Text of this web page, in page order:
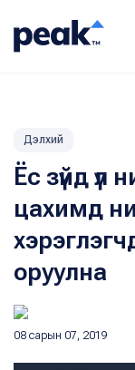
Дэлхий
Ёс зүйд
цахимд
оруулна
08 сарын 07, 2019